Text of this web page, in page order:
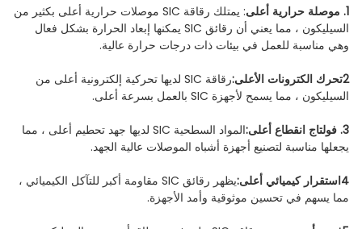
1. موصلة حرارية أعلى
: يمتلك رقاقة SIC موصلات حرارية أعلى بكثير من
السيليكون ، مما يعني أن رقائق SIC يمكنها إبعاد الحرارة بشكل فعال
وهي مناسبة للعمل في بيئات ذات درجات حرارة عالية.
2تحرك الكترونات الأعلى:
رقاقة SIC لديها تحركية إلكترونية أعلى من
السيليكون ، مما يسمح لأجهزة SIC بالعمل بسرعة أعلى.
3. فولتاج انقطاع أعلى:
المواد السطحية SIC لديها جهد تحطيم أعلى ، مما
يجعلها مناسبة لتصنيع أجهزة أشباه الموصلات عالية الجهد.
4استقرار كيميائي أعلى:
يظهر رقائق SIC مقاومة أكبر للتآكل الكيميائي ،
مما يسهم في تحسين موثوقية وأمد الأجهزة.